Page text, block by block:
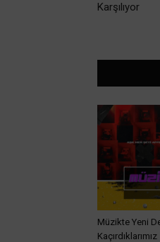
Karşılıyor
Müzikte Yeni
Kaçırdıklarımız